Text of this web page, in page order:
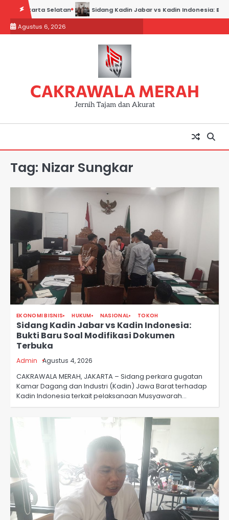
content
Selatan Sidang Kadin Jabar vs Kadin Indonesia: Bukti Baru
Agustus 6, 2026
CAKRAWALA MERAH
Jernih Tajam dan Akurat
Tag: Nizar Sungkar
EKONOMI BISNIS HUKUM NASIONAL TOKOH
Sidang Kadin Jabar vs Kadin Indonesia:
Bukti Baru Soal Modifikasi Dokumen
Terbuka
Admin Agustus 4, 2026
CAKRAWALA MERAH, JAKARTA – Sidang perkara gugatan
Kamar Dagang dan Industri (Kadin) Jawa Barat terhadap
Kadin Indonesia terkait pelaksanaan Musyawarah…